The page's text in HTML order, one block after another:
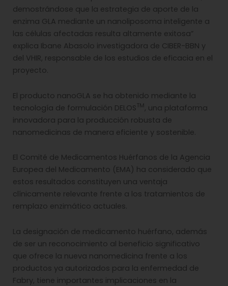
demostrándose que la estrategia de aporte de la
enzima GLA mediante un nanoliposoma inteligente a
las células afectadas resulta altamente exitosa”
explica Ibane Abasolo investigadora de CIBER-BBN y
del VHIR, responsable de los estudios de eficacia en el
proyecto.
El producto nanoGLA se ha obtenido mediante la
tecnología de formulación DELOS TM, una plataforma
innovadora para la producción robusta de
nanomedicinas de manera eficiente y sostenible.
El Comité de Medicamentos Huérfanos de la Agencia
Europea del Medicamento (EMA) ha considerado que
estos resultados constituyen una ventaja
clínicamente relevante frente a los tratamientos de
remplazo enzimático actuales.
La designación de medicamento huérfano, además
de ser un reconocimiento al beneficio significativo
que ofrece la nueva nanomedicina frente a los
productos ya autorizados para la enfermedad de
Fabry, tiene importantes implicaciones en la